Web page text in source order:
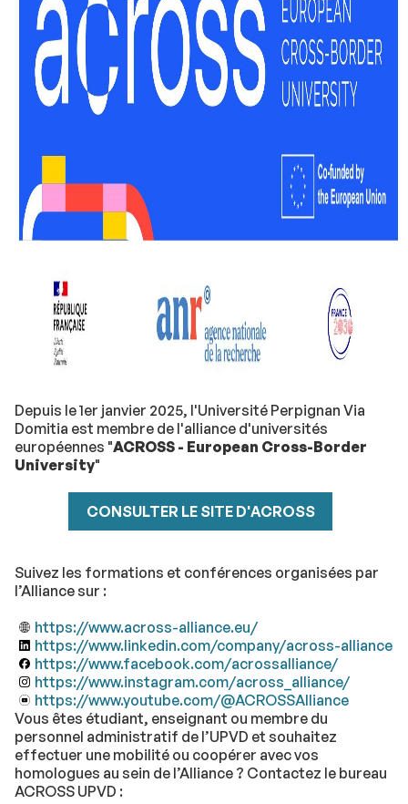
Depuis le 1er janvier 2025, l'Université Perpignan Via
Domitia est membre de l'alliance d'universités
européennes "ACROSS - European Cross-Border
University"
CONSULTER LE SITE D'ACROSS
Suivez les formations et conférences organisées par
l’Alliance sur :
https://www.across-alliance.eu/
https://www.linkedin.com/company/across-alliance
https://www.facebook.com/acrossalliance/
https://www.instagram.com/across_alliance/
https://www.youtube.com/@ACROSSAlliance
Vous êtes étudiant, enseignant ou membre du
personnel administratif de l’UPVD et souhaitez
effectuer une mobilité ou coopérer avec vos
homologues au sein de l’Alliance ? Contactez le bureau
ACROSS UPVD :